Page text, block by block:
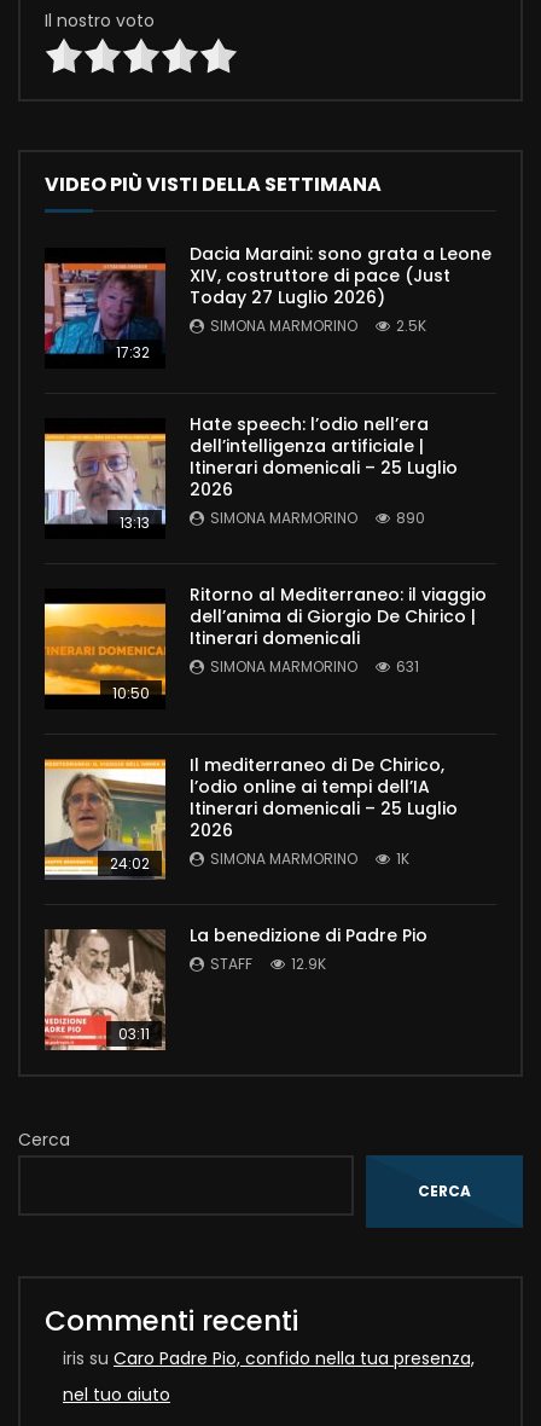
Il nostro voto
VIDEO PIÙ VISTI DELLA SETTIMANA
17:32
Dacia Maraini: sono grata a Leone
XIV, costruttore di pace (Just
Today 27 Luglio 2026)
SIMONA MARMORINO 2.5K
13:13
Hate speech: l’odio nell’era
dell’intelligenza artificiale |
Itinerari domenicali – 25 Luglio
2026
SIMONA MARMORINO 890
10:50
Ritorno al Mediterraneo: il viaggio
dell’anima di Giorgio De Chirico |
Itinerari domenicali
SIMONA MARMORINO 631
24:02
Il mediterraneo di De Chirico,
l’odio online ai tempi dell’IA
Itinerari domenicali – 25 Luglio
2026
SIMONA MARMORINO 1K
03:11
La benedizione di Padre Pio
STAFF 12.9K
Cerca
CERCA
Commenti recenti
iris su Caro Padre Pio, confido nella tua presenza,
nel tuo aiuto